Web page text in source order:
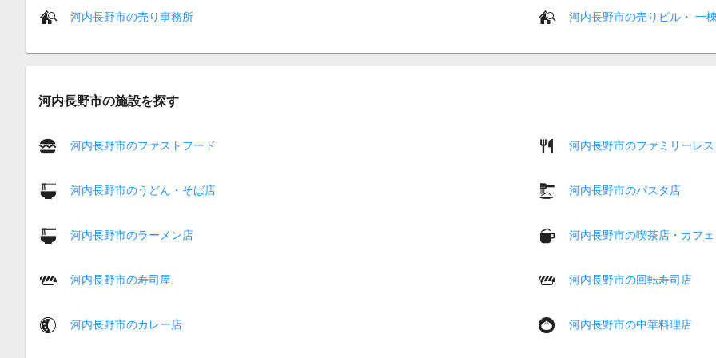
河内長野市の売り事務所 河内長野市の売りビル・ 一
河内長野市の施設を探す
河内長野市のファストフード 河内長野市のファミリーレ
河内長野市のうどん・そば店 河内長野市のパスタ店
河内長野市のラーメン店 河内長野市の喫茶店・カフェ
河内長野市の寿司屋 河内長野市の回転寿司店
河内長野市のカレー店 河内長野市の中華料理店